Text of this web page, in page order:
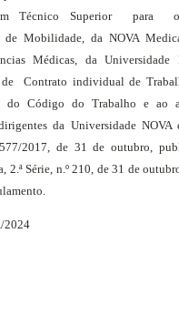
Técnico Superior
para
de Mobilidade, da NOVA
Médicas, da Universidade
Contrato individual de
do Código do Trabalho e ao
da Universidade NOVA
2017, de 31 de outubro,
2.ª Série, n.º 210, de 31 de
2024